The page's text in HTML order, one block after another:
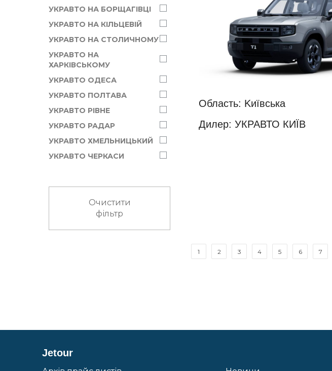
УКРАВТО НА БОРЩАГІВЦІ
УКРАВТО НА КІЛЬЦЕВІЙ
УКРАВТО НА СТОЛИЧНОМУ
УКРАВТО НА
ХАРКІВСЬКОМУ
УКРАВТО ОДЕСА
УКРАВТО ПОЛТАВА
УКРАВТО РІВНЕ
УКРАВТО РАДАР
УКРАВТО ХМЕЛЬНИЦЬКИЙ
УКРАВТО ЧЕРКАСИ
Очистити
фільтр
Область: Kиївська
Дилер: УКРАВТО КИЇВ
1 2 3 4 5 6 7
Jetour